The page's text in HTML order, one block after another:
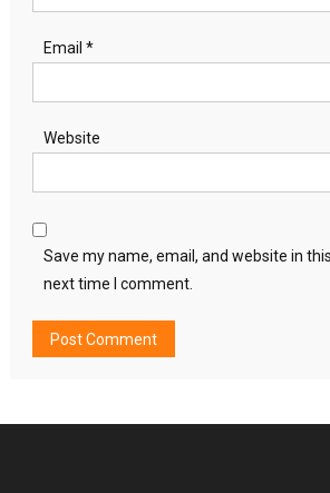
Email *
Website
Save my name, email, and website in
next time I comment.